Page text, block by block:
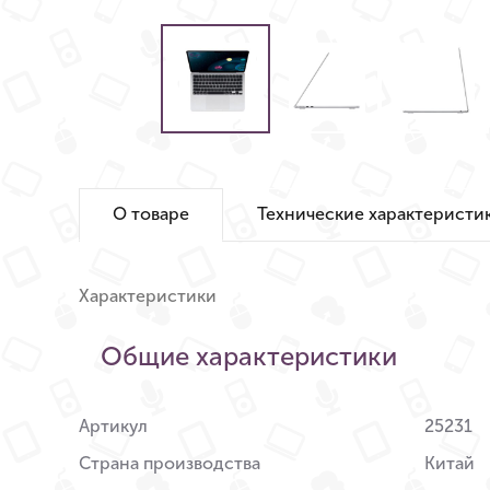
О товаре Технические
Характеристики
Общие характеристики
Артикул
25231
Страна производства
Китай